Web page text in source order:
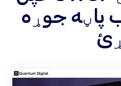
پاڼه جوړه